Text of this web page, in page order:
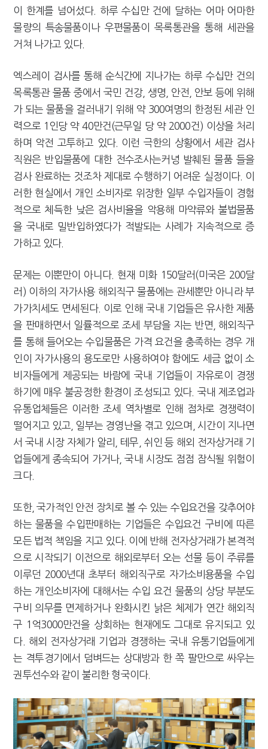
이 한계를 넘어섰다. 하루 수십만 건에 달하는 어마 어마한
물량의 특송물품이나 우편물품이 목록통관을 통해 세관을
거쳐 나가고 있다.
엑스레이 검사를 통해 순식간에 지나가는 하루 수십만 건의
목록통관 물품 중에서 국민 건강, 생명, 안전, 안보 등에 위해
가 되는 물품을 걸러내기 위해 약 300여명의 한정된 세관 인
력으로 1인당 약 40만건(근무일 당 약 2000건) 이상을 처리
하며 악전 고투하고 있다. 이런 극한의 상황에서 세관 검사
직원은 반입물품에 대한 전수조사는커녕 발췌된 물품 들을
검사 완료하는 것조차 제대로 수행하기 어려운 실정이다. 이
러한 현실에서 개인 소비자로 위장한 일부 수입자들이 경험
적으로 체득한 낮은 검사비율을 악용해 마약류와 불법물품
을 국내로 밀반입하였다가 적발되는 사례가 지속적으로 증
가하고 있다.
문제는 이뿐만이 아니다. 현재 미화 150달러(미국은 200달
러) 이하의 자가사용 해외직구 물품에는 관세뿐만 아니라 부
가가치세도 면세된다. 이로 인해 국내 기업들은 유사한 제품
을 판매하면서 일률적으로 조세 부담을 지는 반면, 해외직구
를 통해 들어오는 수입물품은 가격 요건을 충족하는 경우 개
인이 자가사용의 용도로만 사용하여야 함에도 세금 없이 소
비자들에게 제공되는 바람에 국내 기업들이 자유로이 경쟁
하기에 매우 불공정한 환경이 조성되고 있다. 국내 제조업과
유통업체들은 이러한 조세 역차별로 인해 점차로 경쟁력이
떨어지고 있고, 일부는 경영난을 겪고 있으며, 시간이 지나면
서 국내 시장 자체가 알리, 테무, 쉬인 등 해외 전자상거래 기
업들에게 종속되어 가거나, 국내 시장도 점점 잠식될 위험이
크다.
또한, 국가적인 안전 장치로 볼 수 있는 수입요건을 갖추어야
하는 물품을 수입판매하는 기업들은 수입요건 구비에 따른
모든 법적 책임을 지고 있다. 이에 반해 전자상거래가 본격적
으로 시작되기 이전으로 해외로부터 오는 선물 등이 주류를
이루던 2000년대 초부터 해외직구로 자가소비용품을 수입
하는 개인소비자에 대해서는 수입 요건 물품의 상당 부분도
구비 의무를 면제하거나 완화시킨 낡은 체제가 연간 해외직
구 1억3000만건을 상회하는 현재에도 그대로 유지되고 있
다. 해외 전자상거래 기업과 경쟁하는 국내 유통기업들에게
는 격투경기에서 덤벼드는 상대방과 한 쪽 팔만으로 싸우는
권투선수와 같이 불리한 형국이다.